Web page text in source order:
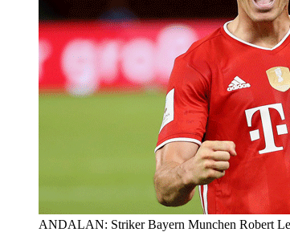
ANDALAN: Striker Bayern Munchen Robert